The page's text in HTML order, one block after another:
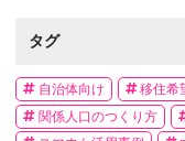
タグ
自治体向け 移住希
関係人口のつくり方